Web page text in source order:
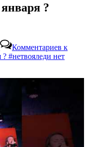
?
Комментариев к
#нетвояледи нет